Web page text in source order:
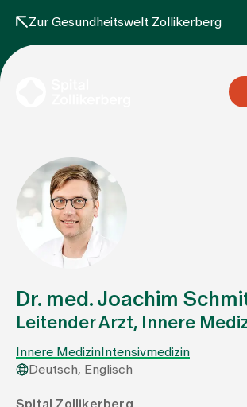
Zur Gesundheitswelt Zollikerberg
Fachbereiche
Aufenthalt
Team
Zuweisende
Dr. med. Joachim
Leitender Arzt, Innere
Innere Medizin Intensivmedizin
Deutsch, Englisch